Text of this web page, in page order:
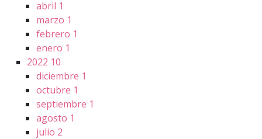
abril 1
marzo 1
febrero 1
enero 1
2022 10
diciembre 1
octubre 1
septiembre 1
agosto 1
julio 2